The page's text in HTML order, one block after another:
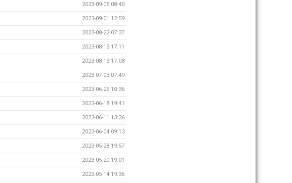
2023-09-05 08:40
2023-09-01 12:59
2023-08-22 07:37
2023-08-13 17:11
2023-08-13 17:08
2023-07-03 07:49
2023-06-26 10:36
2023-06-18 19:41
2023-06-11 13:36
2023-06-04 09:13
2023-05-28 19:57
2023-05-20 19:01
2023-05-14 19:36